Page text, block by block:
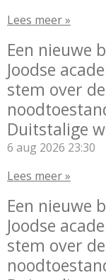
Lees meer »
Een nieuwe
Joodse
stem over de
Duitstalige
6 aug 2026 23:30
Lees meer »
Een nieuwe
Joodse
stem over de